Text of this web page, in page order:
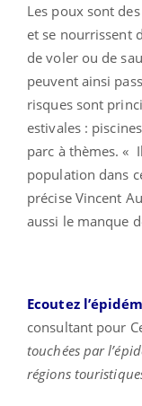
Les poux sont
et se nourrissent
de voler ou de
peuvent ainsi
risques sont
estivales :
parc à thèmes. «
population dans
précise Vincent
aussi le manque
Ecoutez
consultant pour
touchées par
régions